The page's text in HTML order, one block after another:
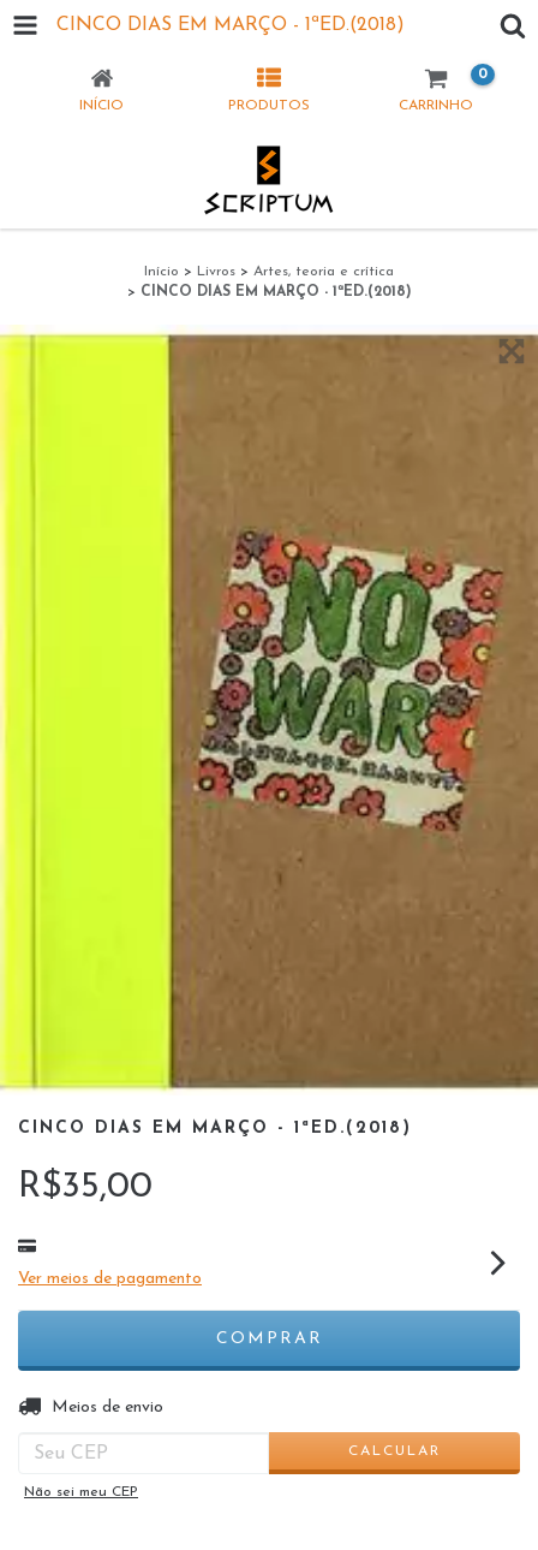
CINCO DIAS EM MARÇO - 1ªED.(2018)
INÍCIO PRODUTOS CARRINHO
0
Início > Livros > Artes, teoria e crítica
> CINCO DIAS EM MARÇO - 1ªED.(2018)
CINCO DIAS EM MARÇO - 1ªED.(2018)
R$35,00
Ver meios de pagamento
Entregas para o CEP:
Meios de envio
CALCULAR
Não sei meu CEP